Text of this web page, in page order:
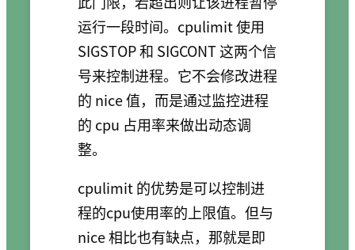
运行一段时间。cpulimit 使用
SIGSTOP 和 SIGCONT 这两个信
号来控制进程。它不会修改进程
的 nice 值，而是通过监控进程
的 cpu 占用率来做出动态调
整。
cpulimit 的优势是可以控制进
程的cpu使用率的上限值。但与
nice 相比也有缺点，那就是即